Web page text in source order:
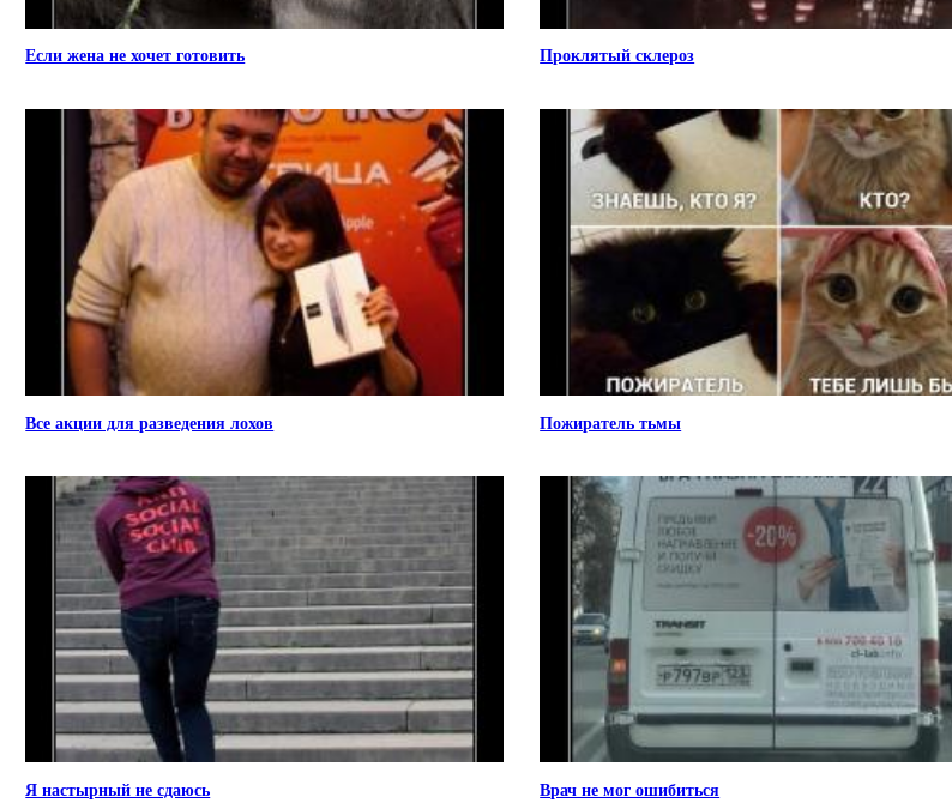
Если жена не хочет готовить Проклятый склероз
Все акции для разведения лохов Пожиратель тьмы
Я настырный не сдаюсь Врач не мог ошибиться